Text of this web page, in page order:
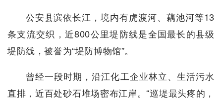
公安县滨依长江，境内有虎渡河、藕池河等13
条支流交织，近800公里堤防线是全国最长的县级
堤防线，被誉为“堤防博物馆”。
曾经一段时期，沿江化工企业林立、生活污水
直排，近百处砂石堆场密布江岸。“巡堤最头疼的，